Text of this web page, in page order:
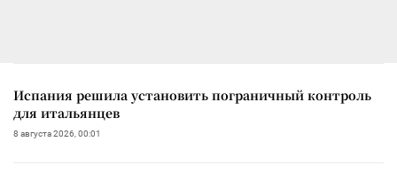
Испания решила установить пограничный контроль
для итальянцев
8 августа 2026, 00:01